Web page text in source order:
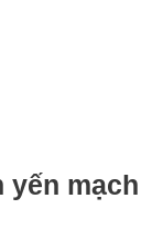
yến mạch